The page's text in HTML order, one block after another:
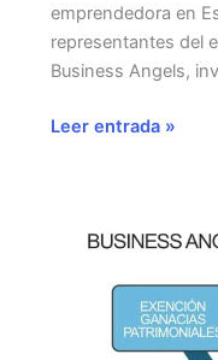
emprendedora en
representantes del
Business Angels,
AEBAN
Anual
Leer entrada »